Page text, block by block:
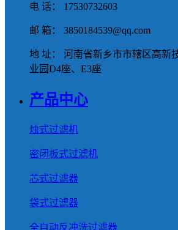
电 话： 17530732603
邮 箱： 3850184539@qq.com
地 址： 河南省新乡市市辖区高新
业园D4座、E3座
产品中心
烛式过滤机
密闭板式过滤机
芯式过滤器
袋式过滤器
全自动反冲洗过滤器